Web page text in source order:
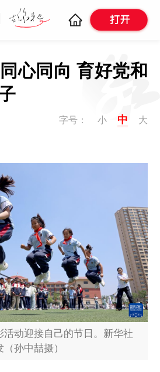
心同向 育好党和
字号： 小 中 大
活动迎接自己的节日。新华社
（孙中喆摄）